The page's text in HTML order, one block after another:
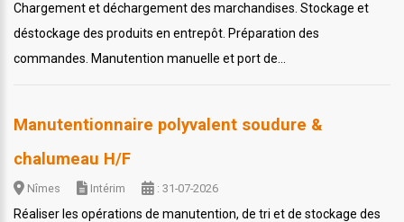
Chargement et déchargement des marchandises. Stockage et
déstockage des produits en entrepôt. Préparation des
commandes. Manutention manuelle et port de...
Manutentionnaire polyvalent soudure &
chalumeau H/F
Nîmes Intérim : 31-07-2026
Réaliser les opérations de manutention, de tri et de stockage des